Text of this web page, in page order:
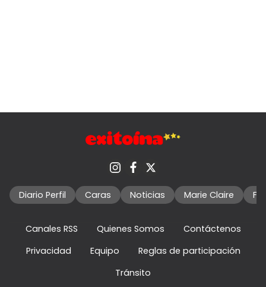
Diario Perfil Caras Noticias Marie Claire
Canales RSS Quienes Somos
Contáctenos
Privacidad
Equipo
Reglas de participación
Tránsito